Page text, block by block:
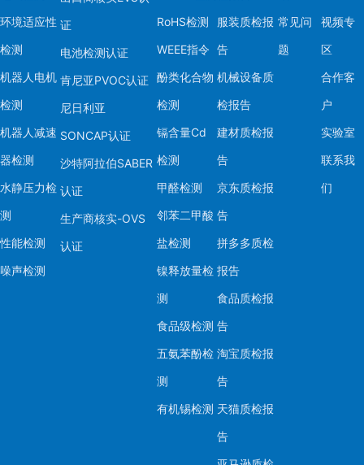
环境适应性
检测
机器人电机
检测
机器人减速
器检测
水静压力检
测
性能检测
噪声检测
证
电池检测认证
肯尼亚PVOC认证
尼日利亚
SONCAP认证
沙特阿拉伯SABER
认证
生产商核实-OVS
认证
RoHS检测
WEEE指令
酚类化合物
检测
镉含量Cd
检测
甲醛检测
邻苯二甲酸
盐检测
镍释放量检
测
食品级检测
五氨苯酚检
测
有机锡检测
服装质检报
告
机械设备质
检报告
建材质检报
告
京东质检报
告
拼多多质检
报告
食品质检报
告
淘宝质检报
告
天猫质检报
告
常见问
题
视频专
区
合作客
户
实验室
联系我
们